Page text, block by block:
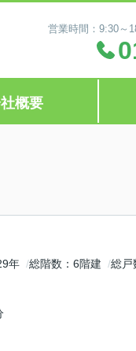
営業時間：9:30～
概要
年 総階数 6階建 総戸